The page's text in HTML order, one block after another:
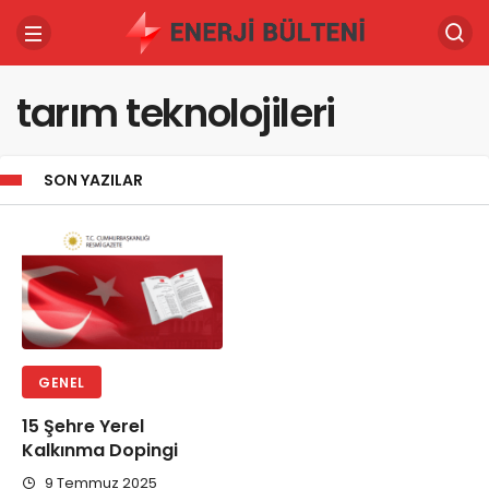
tarım teknolojileri
SON YAZILAR
GENEL
15 Şehre Yerel
Kalkınma Dopingi
9 Temmuz 2025